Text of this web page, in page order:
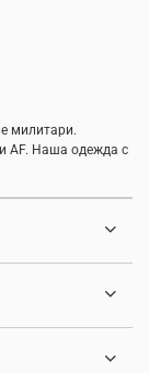
милитари.
AF. Наша одежда с